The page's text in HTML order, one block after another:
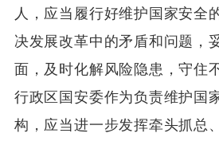
人，应当履行好维护国家安全
决发展改革中的矛盾和问题，
面，及时化解风险隐患，守住
行政区国安委作为负责维护国
构，应当进一步发挥牵头抓总